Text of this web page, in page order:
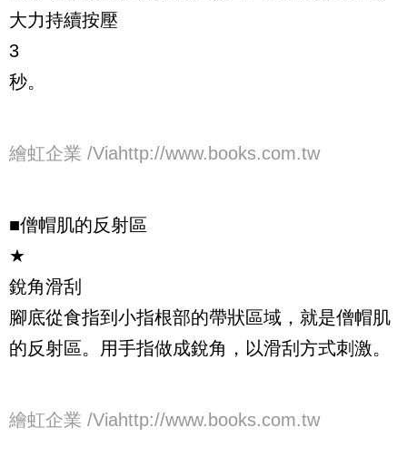
大力持續按壓
3
秒。
繪虹企業 /Viahttp://www.books.com.tw
■僧帽肌的反射區
★
銳角滑刮
腳底從食指到小指根部的帶狀區域，就是僧帽肌
的反射區。用手指做成銳角，以滑刮方式刺激。
繪虹企業 /Viahttp://www.books.com.tw